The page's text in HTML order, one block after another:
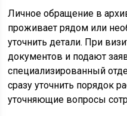
Личное обращение в
проживает рядом или
уточнить детали. При
документов и подают
специализированный
сразу уточнить порядок
уточняющие вопросы